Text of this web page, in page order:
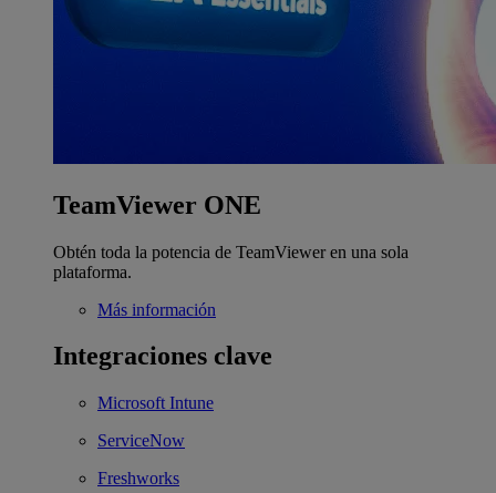
TeamViewer ONE
Obtén toda la potencia de TeamViewer en una sola
plataforma.
Más información
Integraciones clave
Microsoft Intune
ServiceNow
Freshworks